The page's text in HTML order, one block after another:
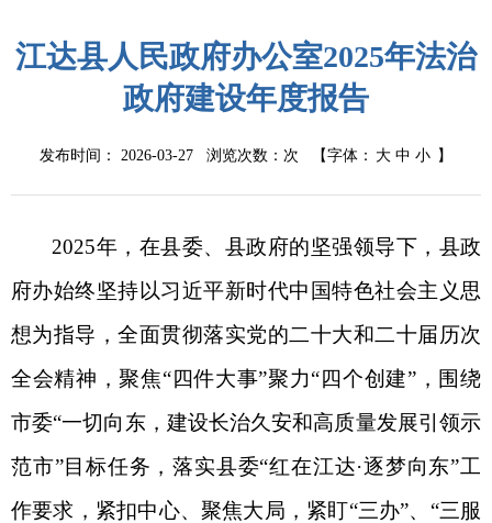
江达县人民政府办公室2025年法治
政府建设年度报告
发布时间： 2026-03-27 浏览次数： 次 【字体： 大 中 小 】
2025年，在县委、县政府的坚强领导下，县政
府办始终坚持以习近平新时代中国特色社会主义思
想为指导，全面贯彻落实党的二十大和二十届历次
全会精神，聚焦“四件大事”聚力“四个创建”，围绕
市委“一切向东，建设长治久安和高质量发展引领示
范市”目标任务，落实县委“红在江达·逐梦向东”工
作要求， 紧扣中心、聚焦大局， 紧盯“三办”、“三服